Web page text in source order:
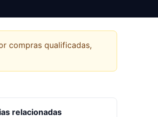
compras qualificadas,
relacionadas